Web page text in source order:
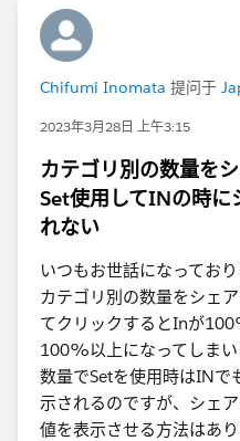
Chifumi Inomata 提问于
2023年3月28日 上午3:15
カテゴリ別の数量を
Set使用してINの時に
れない
いつもお世話になっており
カテゴリ別の数量をシェ
てクリックするとInが
100%以上になってしまい
数量でSetを使用時はINで
示されるのですが、シェ
値を表示させる方法はあり